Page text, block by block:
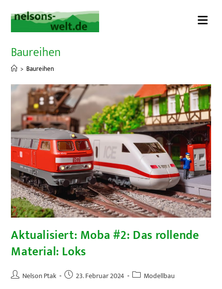
Inhalt
springen
Baureihen
> Baureihen
Aktualisiert: Moba #2: Das rollende
Material: Loks
Beitrags-
Nelson Ptak
Beitrag23. Februar 2024
Beitrags-
Modellbau